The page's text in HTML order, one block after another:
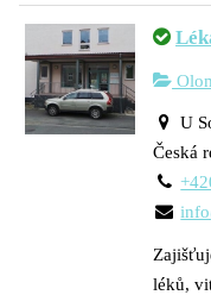
U
Česká
léků,